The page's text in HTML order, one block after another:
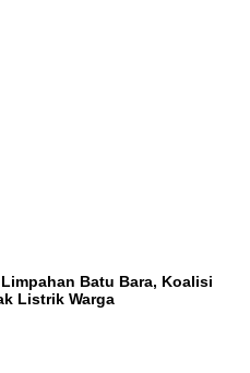
Batu Bara, Koalisi
Listrik Warga